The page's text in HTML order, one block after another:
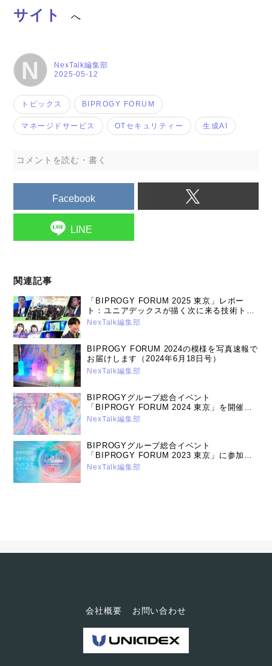
サイト
へ
N 2025-05-12
NexTalk編集部
トピックス BIPROGY FORUM
マネージドサービス OTセキュリティー 生成AI
コメントを読む・書く
Facebook
LINE
関連記事
「BIPROGY FORUM 2025 東京」レポー
ト：ユニアデックスが描く次に来る技術トレ
ンドとは？（2025年7月15日号）
NexTalk編集部
BIPROGY FORUM 2024の模様を写真速報で
お届けします（2024年6月18日号）
NexTalk編集部
BIPROGYグループ総合イベント
「BIPROGY FORUM 2024 東京」を開催
～ユニアデックスの講演と展示について
NexTalk編集部
BIPROGYグループ総合イベント
「BIPROGY FORUM 2023 東京」に参加い
たします（2023年5月16日号）
NexTalk編集部
会社概要 お問い合わせ